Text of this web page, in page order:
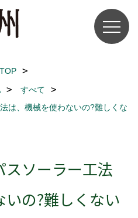
すべて
は、機械を使わないの?難しくな
ソーラー工法
の?難しくない